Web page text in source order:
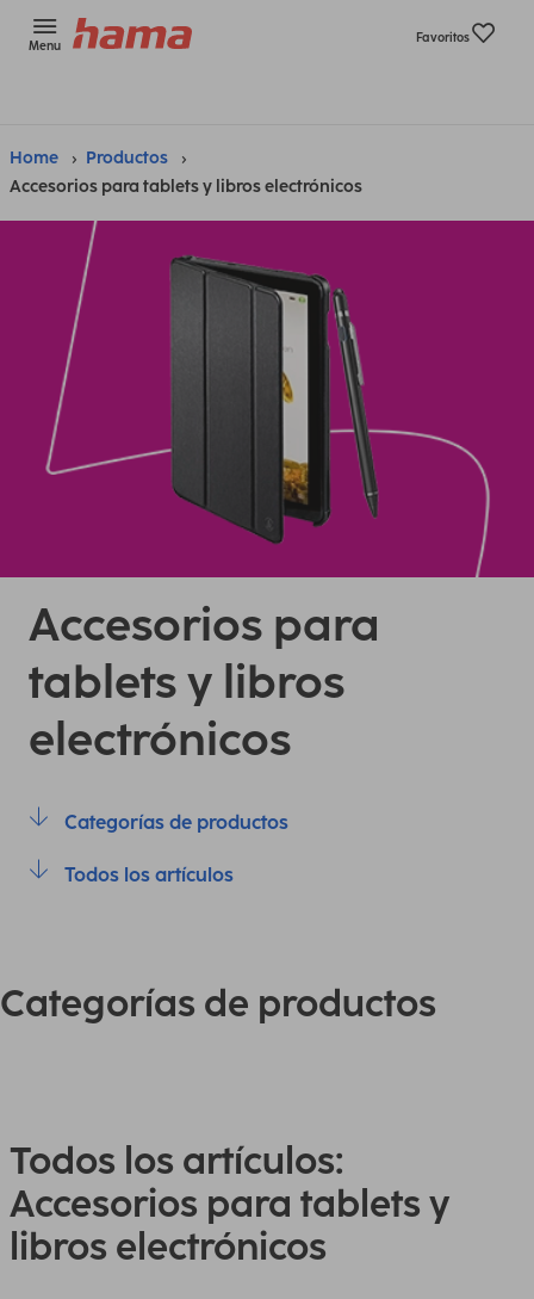
Menu
Favoritos
Home
Productos
Accesorios para tablets y libros electrónicos
Accesorios para
tablets y libros
electrónicos
Categorías de productos
Todos los artículos
Categorías de productos
Todos los artículos:
Accesorios para tablets y
libros electrónicos